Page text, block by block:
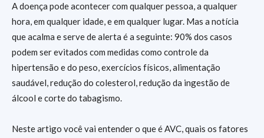
A doença pode acontecer com qualquer pessoa, a qualquer
hora, em qualquer idade, e em qualquer lugar. Mas a notícia
que acalma e serve de alerta é a seguinte: 90% dos casos
podem ser evitados com medidas como controle da
hipertensão e do peso, exercícios físicos, alimentação
saudável, redução do colesterol, redução da ingestão de
álcool e corte do tabagismo.
Neste artigo você vai entender o que é AVC, quais os fatores